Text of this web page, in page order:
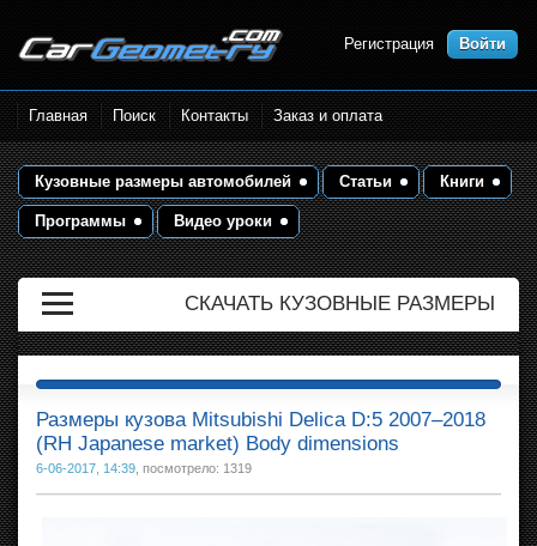
Размеры кузова автомобилей.
Контрольные точки и кузовные
размеры. Геометрия кузова
Регистрация Войти
Главная Поиск Контакты Заказ и оплата
Кузовные размеры автомобилей Статьи Книги
Программы Видео уроки
СКАЧАТЬ КУЗОВНЫЕ РАЗМЕРЫ
Размеры кузова Mitsubishi Delica D:5 2007–2018
(RH Japanese market) Body dimensions
6-06-2017, 14:39 , посмотрело: 1319